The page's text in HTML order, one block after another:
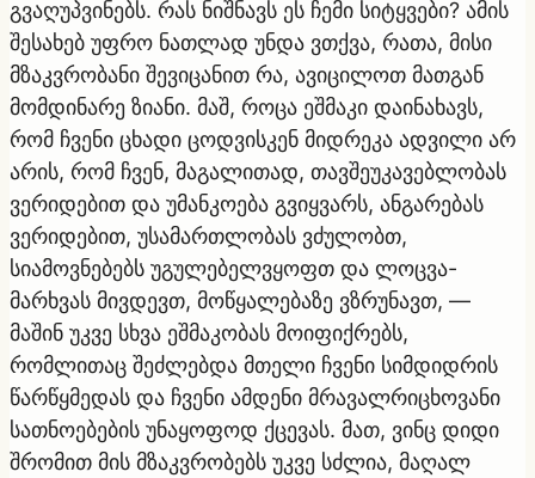
გვაღუპვინებს. რას ნიშნავს ეს ჩემი სიტყვები? ამის
შესახებ უფრო ნათლად უნდა ვთქვა, რათა, მისი
მზაკვრობანი შევიცანით რა, ავიცილოთ მათგან
მომდინარე ზიანი. მაშ, როცა ეშმაკი დაინახავს,
რომ ჩვენი ცხადი ცოდვისკენ მიდრეკა ადვილი არ
არის, რომ ჩვენ, მაგალითად, თავშეუკავებლობას
ვერიდებით და უმანკოება გვიყვარს, ანგარებას
ვერიდებით, უსამართლობას ვძულობთ,
სიამოვნებებს უგულებელვყოფთ და ლოცვა-
მარხვას მივდევთ, მოწყალებაზე ვზრუნავთ, —
მაშინ უკვე სხვა ეშმაკობას მოიფიქრებს,
რომლითაც შეძლებდა მთელი ჩვენი სიმდიდრის
წარწყმედას და ჩვენი ამდენი მრავალრიცხოვანი
სათნოებების უნაყოფოდ ქცევას. მათ, ვინც დიდი
შრომით მის მზაკვრობებს უკვე სძლია, მაღალ